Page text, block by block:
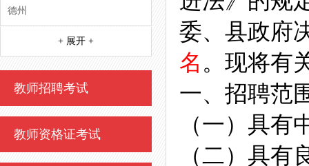
德州
+ 展开 +
教师招聘考试
教师资格证考试
委、县政府
名 。现将有
一、招聘范
（一）具
（二）具